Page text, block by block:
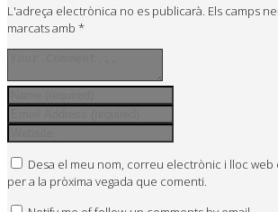
L'adreça electrònica no es publicarà. Els camps
marcats amb *
Desa el meu nom, correu electrònic i lloc web
per a la pròxima vegada que comenti.